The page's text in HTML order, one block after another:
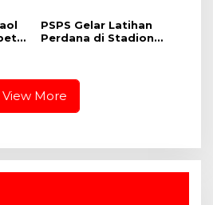
2024
PSPS Gelar Latihan
Perdana di Stadion
View More